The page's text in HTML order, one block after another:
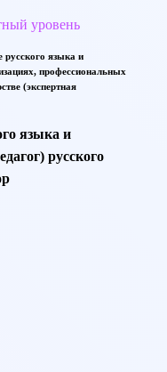
уровень
русского языка и
профессиональных
(экспертная
языка и
русского